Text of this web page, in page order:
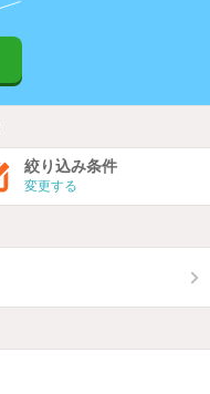
絞り込み条件
変更する